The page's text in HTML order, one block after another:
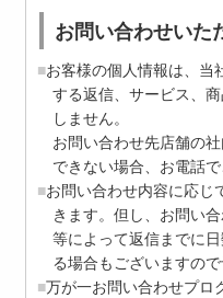
お問い合わせいた
お客様の個人情報は、当
する返信、サービス、
しません。
お問い合わせ先店舗の
できない場合、お電話
お問い合わせ内容に応じ
きます。但し、お問い
等によって返信までに
る場合もございますので
万が一お問い合わせプロ